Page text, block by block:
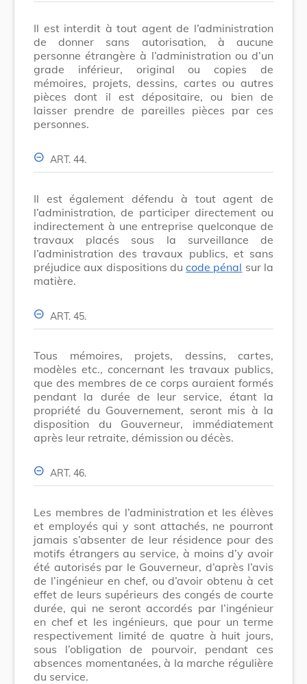
Il est interdit à tout agent de l’administration
de donner sans autorisation, à aucune
personne étrangère à l’administration ou d’un
grade inférieur, original ou copies de
mémoires, projets, dessins, cartes ou autres
pièces dont il est dépositaire, ou bien de
laisser prendre de pareilles pièces par ces
personnes.
ART. 44.
Il est également défendu à tout agent de
l’administration, de participer directement ou
indirectement à une entreprise quelconque de
travaux placés sous la surveillance de
l’administration des travaux publics, et sans
préjudice aux dispositions ducode pénal sur la
matière.
ART. 45.
Tous mémoires, projets, dessins, cartes,
modèles etc., concernant les travaux publics,
que des membres de ce corps auraient formés
pendant la durée de leur service, étant la
propriété du Gouvernement, seront mis à la
disposition du Gouverneur, immédiatement
après leur retraite, démission ou décès.
ART. 46.
Les membres de l’administration et les élèves
et employés qui y sont attachés, ne pourront
jamais s’absenter de leur résidence pour des
motifs étrangers au service, à moins d’y avoir
été autorisés par le Gouverneur, d’après l’avis
de l’ingénieur en chef, ou d’avoir obtenu à cet
effet de leurs supérieurs des congés de courte
durée, qui ne seront accordés par l’ingénieur
en chef et les ingénieurs, que pour un terme
respectivement limité de quatre à huit jours,
sous l’obligation de pourvoir, pendant ces
absences momentanées, à la marche régulière
du service.